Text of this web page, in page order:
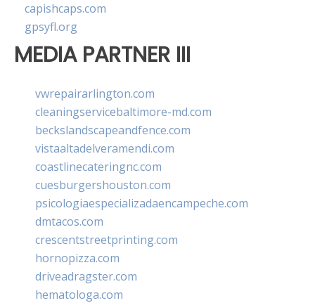
capishcaps.com
gpsyfl.org
MEDIA PARTNER III
vwrepairarlington.com
cleaningservicebaltimore-md.com
beckslandscapeandfence.com
vistaaltadelveramendi.com
coastlinecateringnc.com
cuesburgershouston.com
psicologiaespecializadaencampeche.com
dmtacos.com
crescentstreetprinting.com
hornopizza.com
driveadragster.com
hematologa.com